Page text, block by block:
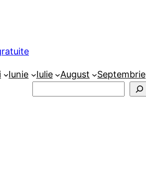
Iunie Iulie August Septembrie